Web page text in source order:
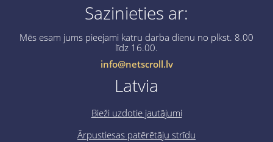
Sazinieties ar:
Mēs esam jums pieejami katru darba dienu no plkst. 8.00
līdz 16.00.
info@netscroll.lv
Latvia
Bieži uzdotie jautājumi
Ārpustiesas patērētāju strīdu